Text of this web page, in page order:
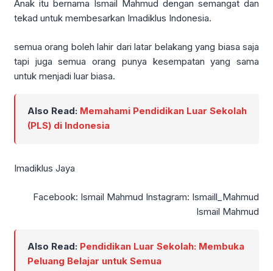
Anak itu bernama Ismail Mahmud dengan semangat dan
tekad untuk membesarkan Imadiklus Indonesia.
semua orang boleh lahir dari latar belakang yang biasa saja
tapi juga semua orang punya kesempatan yang sama
untuk menjadi luar biasa.
Also Read: Memahami Pendidikan Luar Sekolah
(PLS) di Indonesia
Imadiklus Jaya
Facebook: Ismail Mahmud Instagram: Ismaill_Mahmud
Ismail Mahmud
Also Read: Pendidikan Luar Sekolah: Membuka
Peluang Belajar untuk Semua